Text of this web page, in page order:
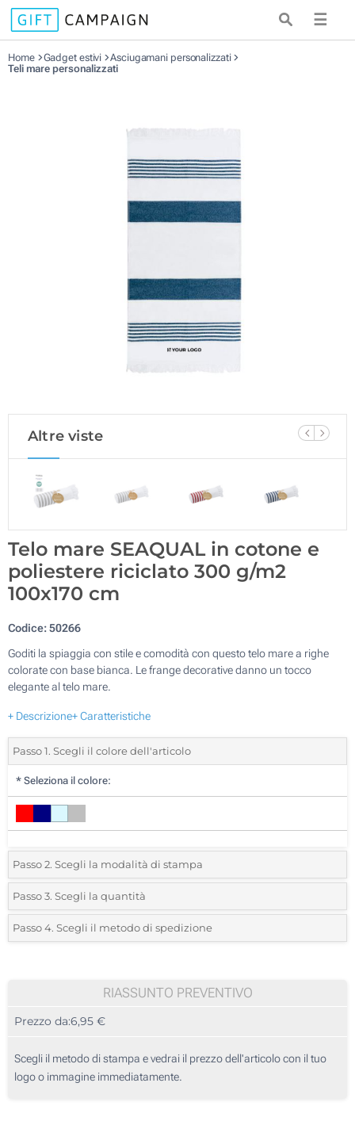
☰
Home Gadget estivi
Asciugamani personalizzati
Teli mare personalizzati
Altre viste
Telo mare SEAQUAL in cotone e
poliestere riciclato 300 g/m2
100x170 cm
Codice:50266
Goditi la spiaggia con stile e comodità con questo telo mare a righe
colorate con base bianca. Le frange decorative danno un tocco
elegante al telo mare.
+ Descrizione+ Caratteristiche
Passo 1. Scegli il colore dell'articolo
* Seleziona il colore:
Passo 2. Scegli la modalità di stampa
*Seleziona la posizione di stampa e il colore del vostro logo:
1 Colore (Su un lato)
3 Colori (Su un lato)
Transfer digitale full color (Su un lato)
Passo 3. Scegli la quantità
*Quantità desiderata:
20
50
100
Passo 4. Scegli il metodo di spedizione
RIASSUNTO PREVENTIVO
Prezzo da:6,95 €
Scegli il metodo di stampa e vedrai il prezzo dell'articolo con il tuo
logo o immagine immediatamente.